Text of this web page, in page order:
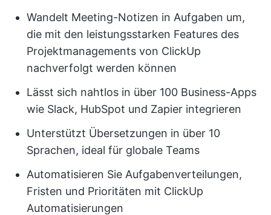
Wandelt Meeting-Notizen in Aufgaben um,
die mit den leistungsstarken Features des
Projektmanagements von ClickUp
nachverfolgt werden können
Lässt sich nahtlos in über 100 Business-Apps
wie Slack, HubSpot und Zapier integrieren
Unterstützt Übersetzungen in über 10
Sprachen, ideal für globale Teams
Automatisieren Sie Aufgabenverteilungen,
Fristen und Prioritäten mit ClickUp
Automatisierungen